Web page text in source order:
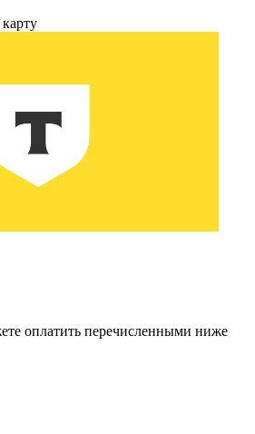
оплатить перечисленными ниже